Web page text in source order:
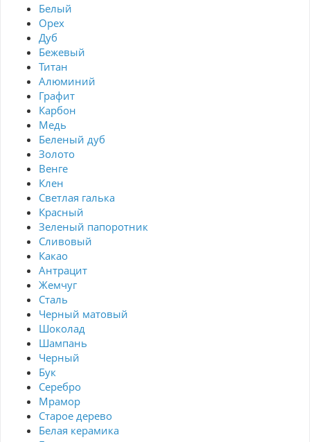
Белый
Орех
Дуб
Бежевый
Титан
Алюминий
Графит
Карбон
Медь
Беленый дуб
Золото
Венге
Клен
Светлая галька
Красный
Зеленый папоротник
Сливовый
Какао
Антрацит
Жемчуг
Сталь
Черный матовый
Шоколад
Шампань
Черный
Бук
Серебро
Мрамор
Старое дерево
Белая керамика